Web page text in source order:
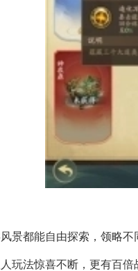
景都能自由探索，领略不
玩法惊喜不断，更有百